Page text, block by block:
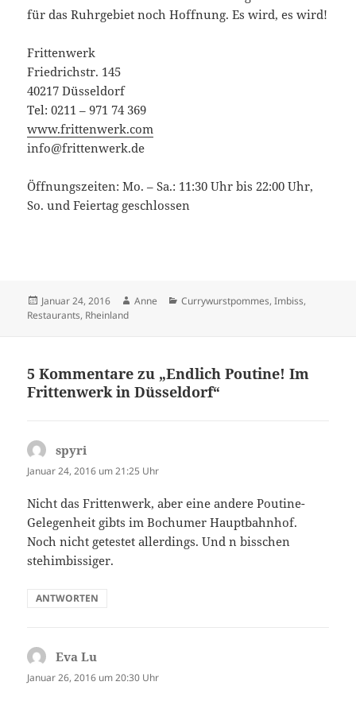
für das Ruhrgebiet noch Hoffnung. Es wird, es wird!
Frittenwerk
Friedrichstr. 145
40217 Düsseldorf
Tel: 0211 – 971 74 369
www.frittenwerk.com
info@frittenwerk.de
Öffnungszeiten: Mo. – Sa.: 11:30 Uhr bis 22:00 Uhr,
So. und Feiertag geschlossen
Veröffentlicht
am
Januar 24, 2016 Autor
Anne Kategorien
Currywurstpommes,Imbiss,
Restaurants, Rheinland
5 Kommentare zu „Endlich Poutine! Im
Frittenwerk in Düsseldorf“
spyri
Januar 24, 2016 um 21:25 Uhr
Nicht das Frittenwerk, aber eine andere Poutine-
Gelegenheit gibts im Bochumer Hauptbahnhof.
Noch nicht getestet allerdings. Und n bisschen
stehimbissiger.
ANTWORTEN
Eva Lu
Januar 26, 2016 um 20:30 Uhr